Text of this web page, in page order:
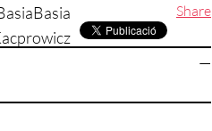
Share
Basia
—